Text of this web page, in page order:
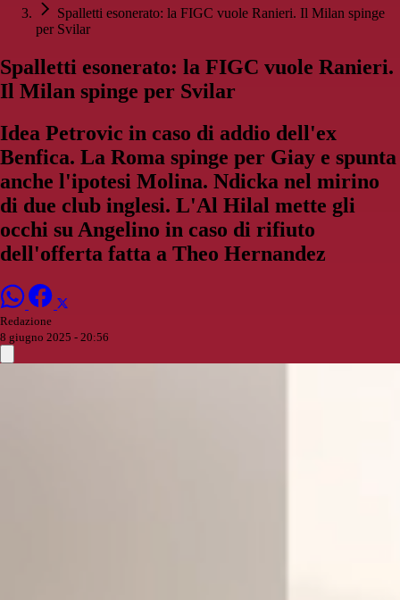
Spalletti esonerato: la FIGC vuole Ranieri. Il Milan spinge
per Svilar
Spalletti esonerato: la FIGC vuole Ranieri.
Il Milan spinge per Svilar
Idea Petrovic in caso di addio dell'ex
Benfica. La Roma spinge per Giay e spunta
anche l'ipotesi Molina. Ndicka nel mirino
di due club inglesi. L'Al Hilal mette gli
occhi su Angelino in caso di rifiuto
dell'offerta fatta a Theo Hernandez
Redazione
8 giugno 2025 - 20:56